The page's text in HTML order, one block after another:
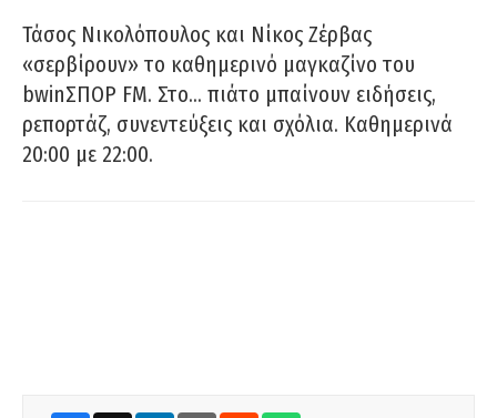
Τάσος Νικολόπουλος και Νίκος Ζέρβας
«σερβίρουν» το καθημερινό μαγκαζίνο του
bwinΣΠΟΡ FM. Στο… πιάτο μπαίνουν ειδήσεις,
ρεπορτάζ, συνεντεύξεις και σχόλια. Καθημερινά
20:00 με 22:00.